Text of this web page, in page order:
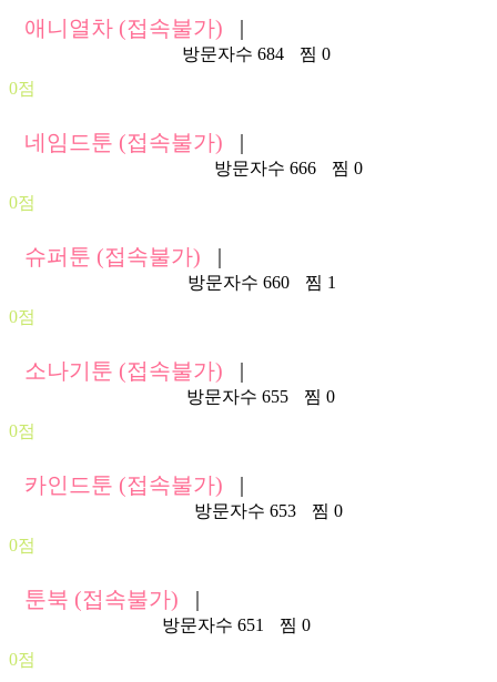
애니열차 (접속불가) |
방문자수 684
찜 0
0점
네임드툰 (접속불가) |
방문자수 666
찜 0
0점
슈퍼툰 (접속불가) |
방문자수 660
찜 1
0점
소나기툰 (접속불가) |
방문자수 655
찜 0
0점
카인드툰 (접속불가) |
방문자수 653
찜 0
0점
툰북 (접속불가) |
방문자수 651
찜 0
0점